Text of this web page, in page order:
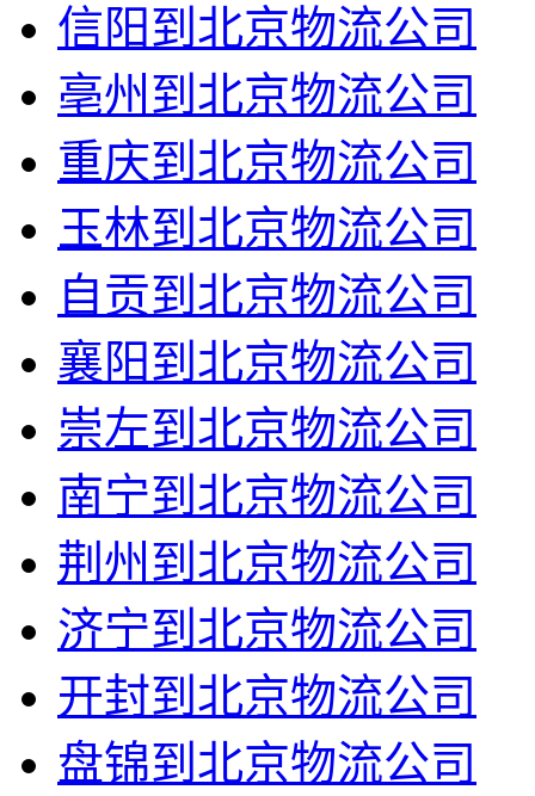
信阳到北京物流公司
亳州到北京物流公司
重庆到北京物流公司
玉林到北京物流公司
自贡到北京物流公司
襄阳到北京物流公司
崇左到北京物流公司
南宁到北京物流公司
荆州到北京物流公司
济宁到北京物流公司
开封到北京物流公司
盘锦到北京物流公司